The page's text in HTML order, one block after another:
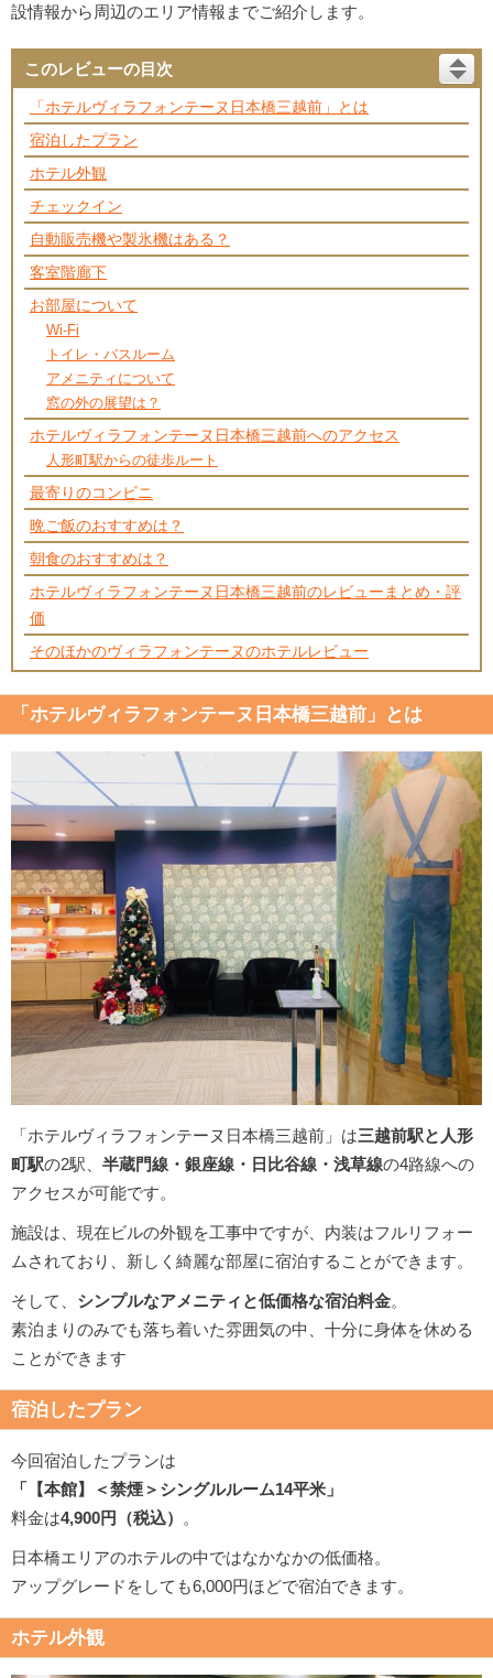
設情報から周辺のエリア情報までご紹介します。
このレビューの目次
「ホテルヴィラフォンテーヌ日本橋三越前」とは
宿泊したプラン
ホテル外観
チェックイン
自動販売機や製氷機はある？
客室階廊下
お部屋について
Wi-Fi
トイレ・バスルーム
アメニティについて
窓の外の展望は？
ホテルヴィラフォンテーヌ日本橋三越前へのアクセス
人形町駅からの徒歩ルート
最寄りのコンビニ
晩ご飯のおすすめは？
朝食のおすすめは？
ホテルヴィラフォンテーヌ日本橋三越前のレビューまとめ・評
価
そのほかのヴィラフォンテーヌのホテルレビュー
「ホテルヴィラフォンテーヌ日本橋三越前」とは
「ホテルヴィラフォンテーヌ日本橋三越前」は三越前駅と人形
町駅の2駅、 半蔵門線・銀座線・日比谷線・浅草線の4路線への
アクセスが可能です。
施設は、現在ビルの外観を工事中ですが、内装はフルリフォー
ムされており、新しく綺麗な部屋に宿泊することができます。
そして、 シンプルなアメニティと低価格な宿泊料金。
素泊まりのみでも落ち着いた雰囲気の中、十分に身体を休める
ことができます
宿泊したプラン
今回宿泊したプランは
「【本館】＜禁煙＞シングルルーム14平米」
料金は4,900円（税込） 。
日本橋エリアのホテルの中ではなかなかの低価格。
アップグレードをしても6,000円ほどで宿泊できます。
ホテル外観